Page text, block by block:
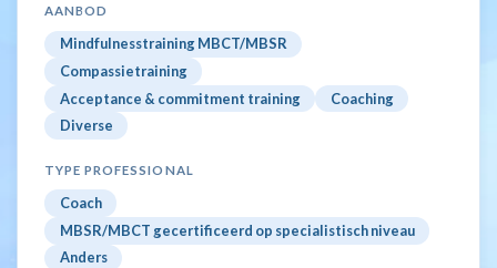
AANBOD
Mindfulnesstraining MBCT/MBSR
Compassietraining
Acceptance & commitment training
Coaching
Diverse
TYPE PROFESSIONAL
Coach
MBSR/MBCT gecertificeerd op specialistisch niveau
Anders